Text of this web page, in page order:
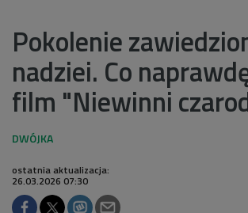
Pokolenie
nadziei. Co
film "Niewinni
ostatnia aktualizacja:
26.03.2026 07:30